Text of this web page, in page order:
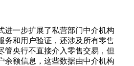
进一步扩展了私营部门中介机构
务和用户验证，还涉及所有零售
管央行不直接介入零售交易，但
余额信息，这些数据由中介机构